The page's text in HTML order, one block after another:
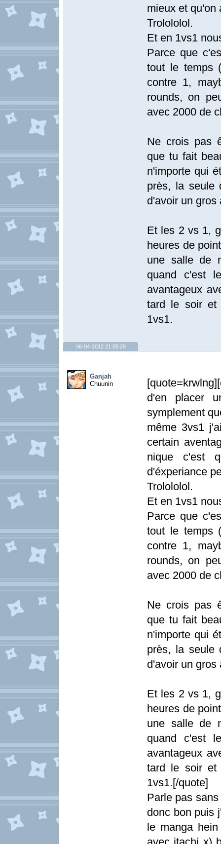
mieux et qu'on
Trolololol.
Et en 1vs1
Parce que
tout le temps
contre 1,
rounds, on
avec 2000 de
Ne crois pas
que tu fait
n'importe qui
près, la seule
d'avoir un gros
Et les 2 vs 1,
heures de
une salle de
quand c'est
avantageux
tard le soir et
1vs1.
06-04-2012 21:05:28
Ganjah
Chuunin
d'en placer
symplement
même 3vs1
certain
nique c'est
d'éxperiance
Trolololol.
Et en 1vs1
Parce que
tout le temps
contre 1,
rounds, on
avec 2000 de
Ne crois pas
que tu fait
n'importe qui
près, la seule
d'avoir un gros
Et les 2 vs 1,
heures de
une salle de
quand c'est
avantageux
tard le soir et
1vs1.[/quote]
Parle pas
donc bon puis
le manga